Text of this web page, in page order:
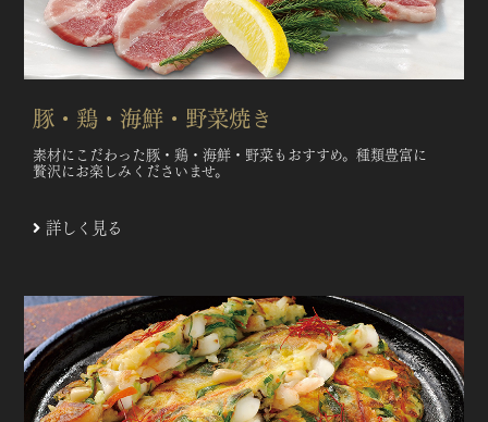
豚・鶏・海鮮・野菜焼き
素材にこだわった豚・鶏・海鮮・野菜もおすすめ。種類豊富に
贅沢にお楽しみくださいませ。
詳しく見る